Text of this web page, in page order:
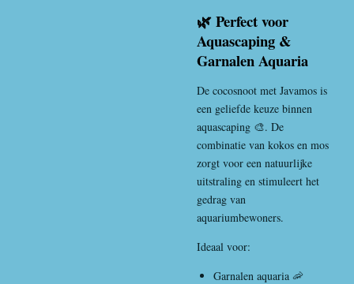
🌿 Perfect voor
Aquascaping &
Garnalen Aquaria
De cocosnoot met Javamos is
een geliefde keuze binnen
aquascaping 🎨. De
combinatie van kokos en mos
zorgt voor een natuurlijke
uitstraling en stimuleert het
gedrag van
aquariumbewoners.
Ideaal voor:
Garnalen aquaria 🦐